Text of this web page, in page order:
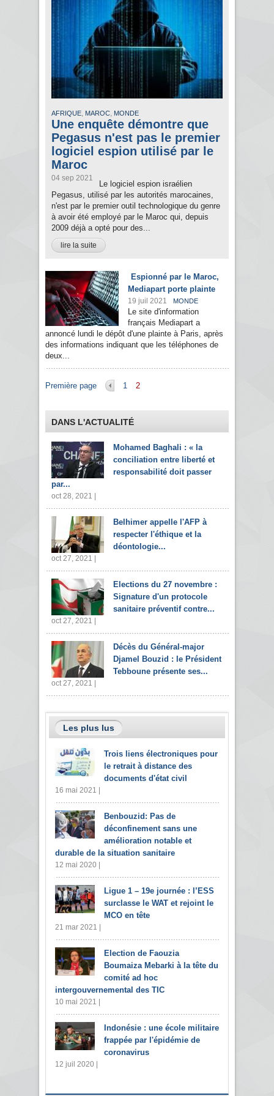
AFRIQUE, MAROC, MONDE
Une enquête démontre que
Pegasus n'est pas le premier
logiciel espion utilisé par le
Maroc
04 sep 2021
Le logiciel espion israélien
Pegasus, utilisé par les autorités marocaines,
n'est par le premier outil technologique du genre
à avoir été employé par le Maroc qui, depuis
2009 déjà a opté pour des...
lire la suite
Espionné par le Maroc,
Mediapart porte plainte
19 juil 2021 MONDE
Le site d'information
français Mediapart a
annoncé lundi le dépôt d'une plainte à Paris, après
des informations indiquant que les téléphones de
deux...
Pages
Première page 1 2
DANS L'ACTUALITÉ
Mohamed Baghali : « la
conciliation entre liberté et
responsabilité doit passer
par...
oct 28, 2021 |
Belhimer appelle l'AFP à
respecter l'éthique et la
déontologie...
oct 27, 2021 |
Elections du 27 novembre :
Signature d'un protocole
sanitaire préventif contre...
oct 27, 2021 |
Décès du Général-major
Djamel Bouzid : le Président
Tebboune présente ses...
oct 27, 2021 |
Les plus lus
Trois liens électroniques pour
le retrait à distance des
documents d'état civil
16 mai 2021 |
Benbouzid: Pas de
déconfinement sans une
amélioration notable et
durable de la situation sanitaire
12 mai 2020 |
Ligue 1 – 19e journée : l’ESS
surclasse le WAT et rejoint le
MCO en tête
21 mar 2021 |
Election de Faouzia
Boumaiza Mebarki à la tête du
comité ad hoc
intergouvernemental des TIC
10 mai 2021 |
Indonésie : une école militaire
frappée par l'épidémie de
coronavirus
12 juil 2020 |